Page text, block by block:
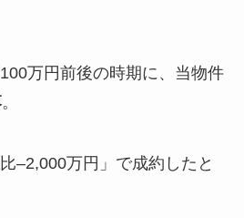
万円前後の時期に、当物件
。
–2,000万円」で成約したと